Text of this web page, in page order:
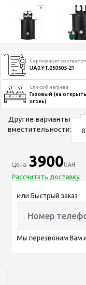
Сертификат
UA0.YT.050505-21
Способ нагрева
Газовый (на
огонь)
Другие варианты
вместительности:
8
Цена: 3900UAH
Рассчитать доставку
или Быстрый заказ
Мы перезвоним Вам